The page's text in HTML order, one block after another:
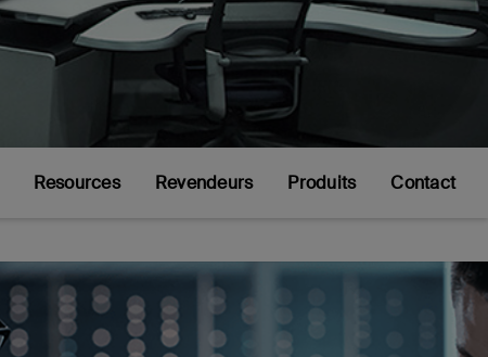
Resources Revendeurs Produits Contact